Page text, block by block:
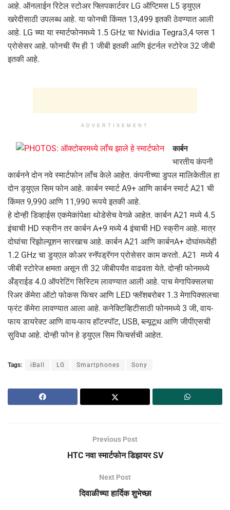
आहे. ऑनलाईन रिटेल स्‍टोअर फ्लिपकार्टवर LG ऑप्टिमस L5 ड्युएल
खरेदीसाठी उपलब्‍ध आहे. या फोनची किंमत 13,499 इतकी ठेवण्‍यात आली
आहे. LG च्‍या या स्‍मार्टफोनमध्‍ये 1.5 GHz चा Nvidia Tegra3,4 प्‍लस 1
प्रोसेसर आहे. फोनची रॅम ही 1 जीबी इतकी आणि इंटर्नल स्‍टोरेज 32 जीबी
इतकी आहे.
ADVERTISEMENT
कार्बन
भारतीय कंपनी
कार्बनने दोन नवे स्‍मार्टफोन लॉंच केले आहेत. कंपनीच्‍या डुपल मालिकेतील हा
दोन ड्युएल सि‍म फोन आहे. कार्बन स्‍मार्ट A9+ आणि कार्बन स्‍मार्ट A21 ची
किंमत 9,990 आणि 11,990 रूपये इतकी आहे.
हे दोन्‍ही डिव्‍हाईस एकमेकांपेक्षा थोडेसेच वेगळे आहेत. कार्बन A21 मध्‍ये 4.5
इंचाची HD स्‍क्रीन तर कार्बन A+9 मध्‍ये 4 इंचाची HD स्‍क्रीन आहे. मात्र
दोघांचा रिझोल्‍यूशन सारखाच आहे. कार्बन A21 आणि कार्बनA+ दोघांमध्‍येही
1.2 GHz चा डुय्एल कोअर स्‍नॅपड्रॅगन प्रोसेसर काम करतो. A21 मध्‍ये 4
जीबी स्‍टोरेज क्षमता असून ती 32 जीबीपर्यंत वाढवता येते. दोन्‍ही फोनमध्‍ये
अँड्राईड 4.0 ऑपरेटिंग सिस्टिम लावण्‍यात आली आहे. पाच मेगापिक्‍सलचा
रिअर कॅमेरा ऑटो फोकस फिचर आणि LED फ्लॅशबरोबर 1.3 मेगापिक्‍सलचा
फ्रंट कॅमेरा लावण्‍यात आला आहे. कनेक्टिव्हिटीसाठी फोनमध्‍ये 3 जी, वाय-
फाय डायरेक्‍ट आणि वाय-फाय हॉटस्‍पॉट, USB, ब्‍ल्‍यूटूथ आणि जीपीएसची
सुविधा आहे. दोन्‍ही फोन हे ड्युएल सिम फिचर्सची आहेत.
Tags: iBall LG Smartphones Sony
Previous Post
HTC नवा स्‍मार्टफोन डिझायर SV
Next Post
दिवाळीच्या हार्दिक शुभेच्छा